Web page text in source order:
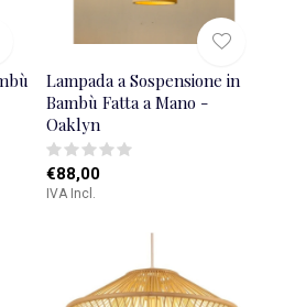
Lampada a Sospensione in
Bambù Fatta a Mano -
Oaklyn
€88,00
IVA Incl.